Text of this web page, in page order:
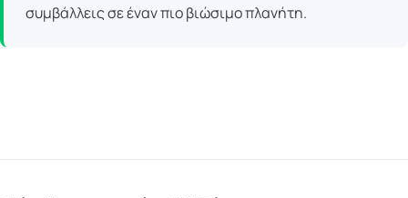
συμβάλλεις σε έναν πιο βιώσιμο πλανήτη.